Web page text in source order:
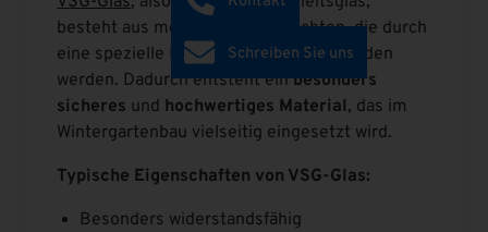
besteht aus mehreren Glasschichten, die durch
eine spezielle Folie miteinander verbunden
werden. Dadurch entsteht einbesonders
sicheres und hochwertiges Material, das im
Wintergartenbau vielseitig eingesetzt wird.
Typische Eigenschaften von VSG-Glas:
Besonders widerstandsfähig
Schreiben Sie uns